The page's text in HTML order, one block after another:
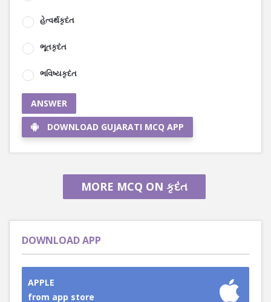
હેત્વર્થકૃદંત
ભૂતકૃદંત
ભવિષ્યકૃદંત
ANSWER
DOWNLOAD GUJARATI MCQ APP
MORE MCQ ON કૃદંત
DOWNLOAD APP
APPLE
from app store